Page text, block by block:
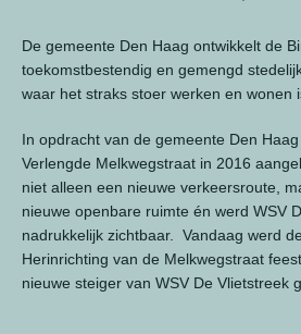
De gemeente Den Haag ontwikkelt de
toekomstbestendig en gemengd
waar het straks stoer werken en wonen
In opdracht van de gemeente Den
Verlengde Melkwegstraat in 2016
niet alleen een nieuwe verkeersroute,
nieuwe openbare ruimte én werd WSV
nadrukkelijk zichtbaar. Vandaag werd
Herinrichting van de Melkwegstraat
nieuwe steiger van WSV De Vlietstreek